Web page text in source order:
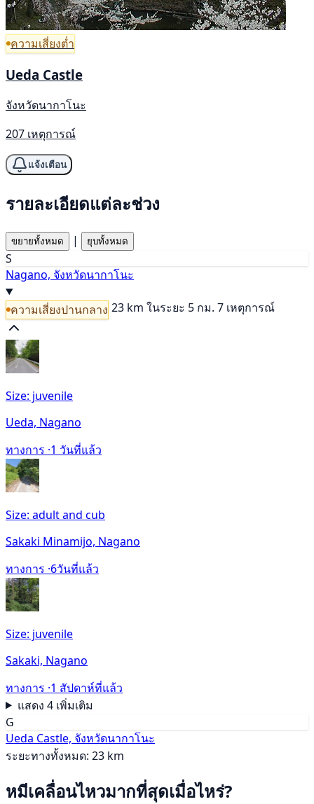
ความเสี่ยงต่ำ
Ueda Castle
จังหวัดนากาโนะ
207 เหตุการณ์
แจ้งเตือน
รายละเอียดแต่ละช่วง
ขยายทั้งหมด | ยุบทั้งหมด
S
Nagano, จังหวัดนากาโนะ
ความเสี่ยงปานกลาง 23 km ในระยะ 5 กม. 7 เหตุการณ์
Size: juvenile
Ueda, Nagano
ทางการ ·1 วันที่แล้ว
Size: adult and cub
Sakaki Minamijo, Nagano
ทางการ ·6วันที่แล้ว
Size: juvenile
Sakaki, Nagano
ทางการ ·1 สัปดาห์ที่แล้ว
แสดง 4 เพิ่มเติม
G
Ueda Castle, จังหวัดนากาโนะ
ระยะทางทั้งหมด: 23 km
หมีเคลื่อนไหวมากที่สุดเมื่อไหร่?